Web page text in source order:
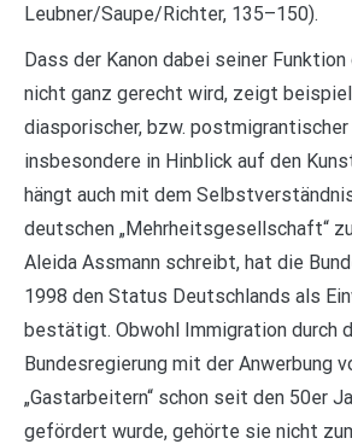
Leubner/Saupe/Richter, 135–150).
Dass der Kanon dabei seiner
nicht ganz gerecht wird, zeigt
diasporischer, bzw.
insbesondere in Hinblick auf den
hängt auch mit dem
deutschen „Mehrheitsgesellschaft“
Aleida Assmann schreibt, hat die
1998 den Status Deutschlands als
bestätigt. Obwohl Immigration durch
Bundesregierung mit der Anwerbung
„Gastarbeitern“ schon seit den 50er
gefördert wurde, gehörte sie nicht